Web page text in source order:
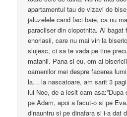
apartamentul tau de vizavi de
jaluzelele cand faci baie, ca nu
paracliser din clopotnita. Ai bagat
enoriasii, care nu mai vin la
slujesc, ci sa te vada pe tine
matanii. Pana si eu, om al
oamenilor mei despre facerea
la… la nascatoare, am sarit 3
lui Noe, de a iesit cam
pe Adam, apoi a facut-o si pe
dinauntru si pe dinafara si i-a dat